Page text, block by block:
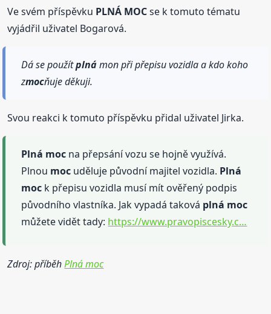
Ve svém příspěvku PLNÁ MOCse k tomuto tématu
vyjádřil uživatel Bogarová.
Dá se použítplnámon při přepisu vozidla a kdo koho
zmocňuje děkuji.
Svou reakci k tomuto příspěvku přidal uživatel Jirka.
Plná moc na přepsání vozu se hojně využívá.
Plnou moc uděluje původní majitel vozidla. Plná
moc k přepisu vozidla musí mít ověřený podpis
původního vlastníka. Jak vypadá taková plná moc
můžete vidět tady: https://www.pravopiscesky.c…
Zdroj: příběhPlná moc